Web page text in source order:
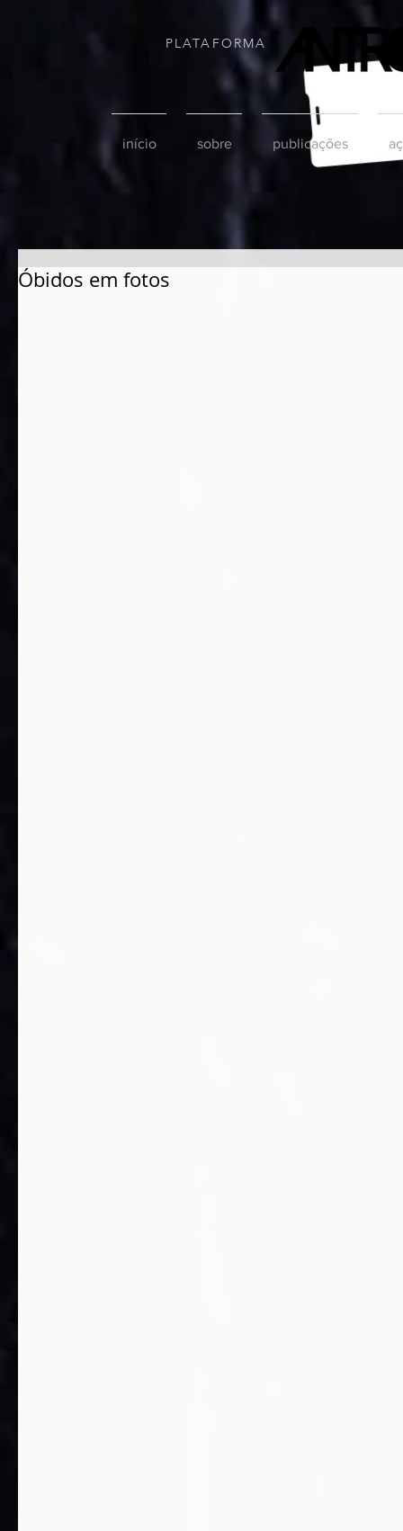
PLATAFORMA
início sobre publicações
Óbidos em fotos